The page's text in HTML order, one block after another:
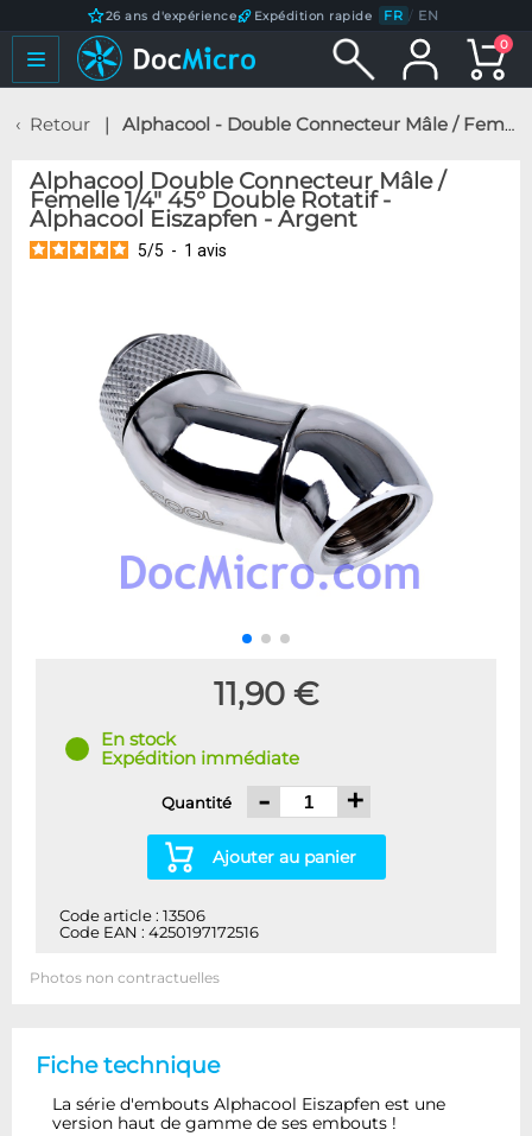
26 ans d'expérience Expédition rapide FR / EN
0
Retour Alphacool - Double Connecteur Mâle / Femelle 1/4" 45° Double Rotatif - Alphacool Eiszapfen - Argent
Alphacool Double Connecteur Mâle /
Femelle 1/4" 45° Double Rotatif -
Alphacool Eiszapfen - Argent
5/5 - 1 avis
11,90 €
En stock
Expédition immédiate
Quantité - +
Ajouter au panier
Code article : 13506
Code EAN : 4250197172516
Photos non contractuelles
Fiche technique
La série d'embouts Alphacool Eiszapfen est une
version haut de gamme de ses embouts !